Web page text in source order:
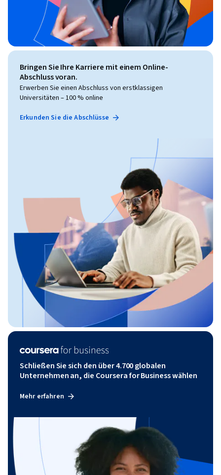
Bringen Sie Ihre Karriere mit einem Online-
Abschluss voran.
Erwerben Sie einen Abschluss von erstklassigen
Universitäten – 100 % online
Erkunden Sie die Abschlüsse
Schließen Sie sich den über 4.700 globalen
Unternehmen an, die Coursera for Business wählen
Mehr erfahren